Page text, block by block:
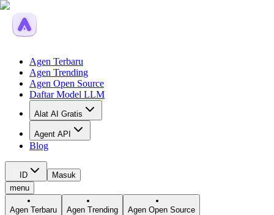
Agen Terbaru
Agen Trending
Agen Open Source
Daftar Model LLM
Alat AI Gratis
Agent API
Blog
ID
Masuk
menu
Agen Terbaru
Agen Trending
Agen Open Source